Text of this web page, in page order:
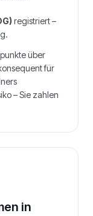
registriert –
über
für
– Sie zahlen
in